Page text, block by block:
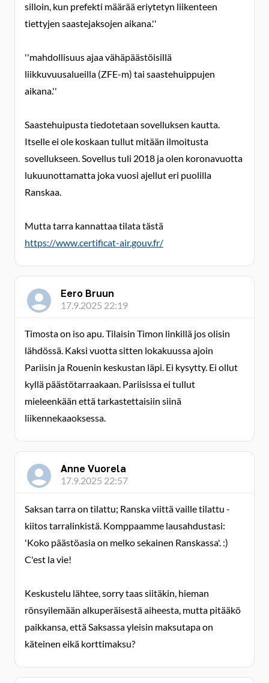
silloin, kun prefekti määrää eriytetyn liikenteen
tiettyjen saastejaksojen aikana.''
''mahdollisuus ajaa vähäpäästöisillä
liikkuvuusalueilla (ZFE-m) tai saastehuippujen
aikana.''
Saastehuipusta tiedotetaan sovelluksen kautta.
Itselle ei ole koskaan tullut mitään ilmoitusta
sovellukseen. Sovellus tuli 2018 ja olen koronavuotta
lukuunottamatta joka vuosi ajellut eri puolilla
Ranskaa.
Mutta tarra kannattaa tilata tästä
https://www.certificat-air.gouv.fr/
Eero Bruun
17.9.2025 22:19
Timosta on iso apu. Tilaisin Timon linkillä jos olisin
lähdössä. Kaksi vuotta sitten lokakuussa ajoin
Pariisin ja Rouenin keskustan läpi. Ei kysytty. Ei ollut
kyllä päästötarraakaan. Pariisissa ei tullut
mieleenkään että tarkastettaisiin siinä
liikennekaaoksessa.
Anne Vuorela
17.9.2025 22:57
Saksan tarra on tilattu; Ranska viittä vaille tilattu -
kiitos tarralinkistä. Komppaamme lausahdustasi:
'Koko päästöasia on melko sekainen Ranskassa'. :)
C'est la vie!
Keskustelu lähtee, sorry taas siitäkin, hieman
rönsyilemään alkuperäisestä aiheesta, mutta pitääkö
paikkansa, että Saksassa yleisin maksutapa on
käteinen eikä korttimaksu?